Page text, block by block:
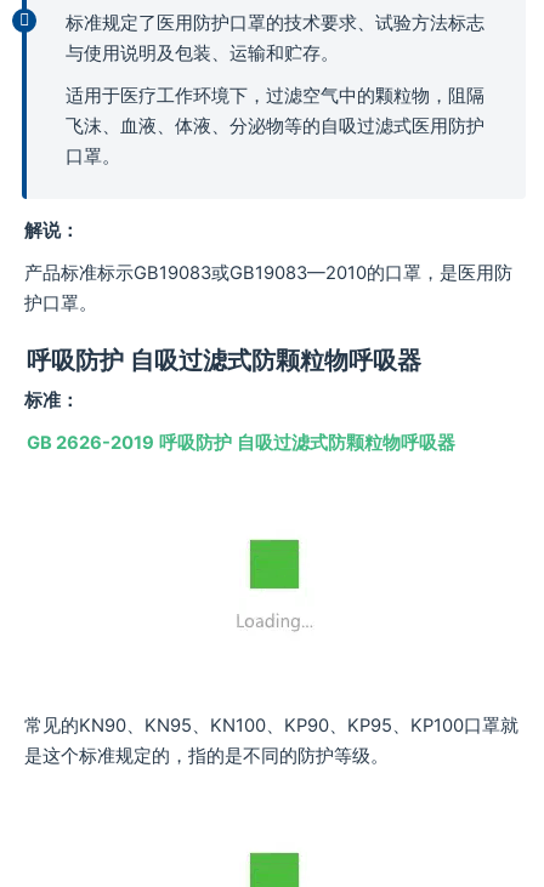
标准规定了医用防护口罩的技术要求、试验方法标志
与使用说明及包装、运输和贮存。
适用于医疗工作环境下，过滤空气中的颗粒物，阻隔
飞沫、血液、体液、分泌物等的自吸过滤式医用防护
口罩。
解说：
产品标准标示GB19083或GB19083—2010的口罩，是医用防
护口罩。
呼吸防护 自吸过滤式防颗粒物呼吸器
标准：
GB 2626-2019 呼吸防护 自吸过滤式防颗粒物呼吸器
常见的KN90、KN95、KN100、KP90、KP95、KP100口罩就
是这个标准规定的，指的是不同的防护等级。